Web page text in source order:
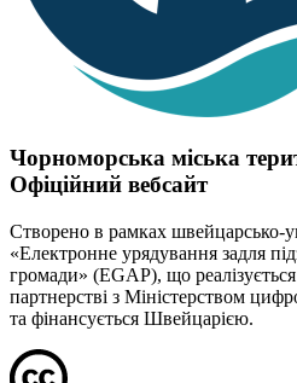
Чорноморська міська
Офіційний вебсайт
Створено в рамках швейцарсько-
«Електронне урядування задля
громади» (EGAP), що
партнерстві з Міністерством
та фінансується Швейцарією.